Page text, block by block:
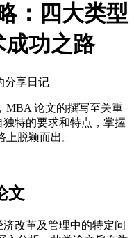
：四大类型
功之路
分享日记
MBA 论文的撰写至关重
特的要求和特点，掌握
脱颖而出。
文
改革及管理中的特定问